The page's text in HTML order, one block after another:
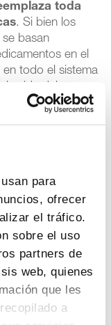
para
ofrecer
el tráfico.
sobre el uso
partners de
web, quienes
que les
a
toda
. Si bien los
basan
en el
en todo el sistema
europea.
; incluir a los
durante el
una recogida
habitual o
que permitan
y por tanto
a la
inglés).